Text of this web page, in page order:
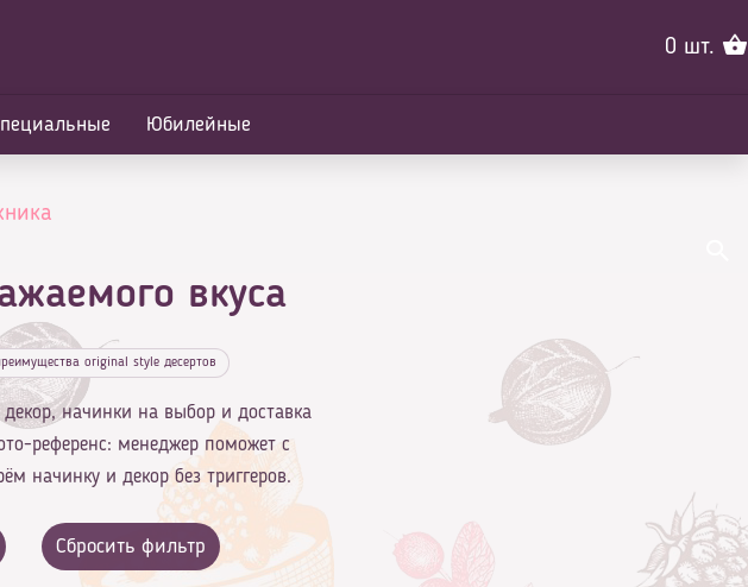
0 шт.
Юбилейные
вкуса
original style десертов
начинки на выбор и доставка
референс: менеджер поможет с
начинку и декор без триггеров.
Сбросить фильтр